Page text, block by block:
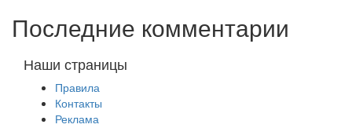
Последние комментарии
Наши страницы
Правила
Контакты
Реклама